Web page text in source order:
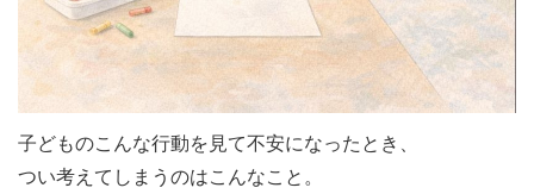
子どものこんな行動を見て不安になったとき、
つい考えてしまうのはこんなこと。